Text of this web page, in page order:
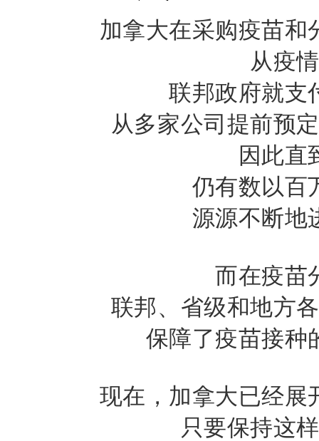
加拿大在采购疫苗和
从疫
联邦政府就支
从多家公司提前预
因此直
仍有数以百
源源不断地
而在疫苗
联邦、省级和地方
保障了疫苗接种
现在，加拿大已经展
只要保持这